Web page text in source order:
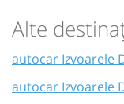
Alte
autocar Izvoarele
autocar Izvoarele